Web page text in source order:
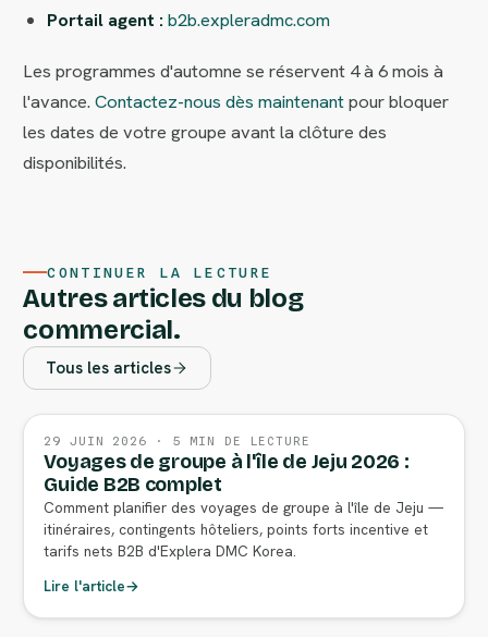
Portail agent : b2b.expleradmc.com
Les programmes d'automne se réservent 4 à 6 mois à
l'avance.Contactez-nous dès maintenantpour bloquer
les dates de votre groupe avant la clôture des
disponibilités.
CONTINUER LA LECTURE
Autres articles du blog
commercial.
Tous les articles
29 JUIN 2026 · 5 MIN DE LECTURE
Voyages de groupe à l'île de Jeju 2026 :
Guide B2B complet
Comment planifier des voyages de groupe à l'île de Jeju —
itinéraires, contingents hôteliers, points forts incentive et
tarifs nets B2B d'Explera DMC Korea.
Lire l'article→